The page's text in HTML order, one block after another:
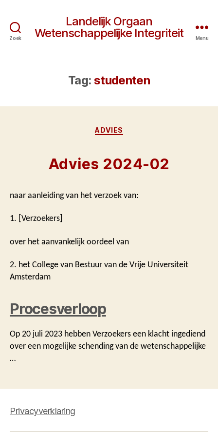
Zoek
Landelijk Orgaan
Wetenschappelijke Integriteit
Menu
Tag: studenten
Categorieën
ADVIES
Advies 2024-02
naar aanleiding van het verzoek van:
1. [Verzoekers]
over het aanvankelijk oordeel van
2. het College van Bestuur van de Vrije Universiteit
Amsterdam
Procesverloop
Op 20 juli 2023 hebben Verzoekers een klacht ingediend
over een mogelijke schending van de wetenschappelijke
…
Privacyverklaring